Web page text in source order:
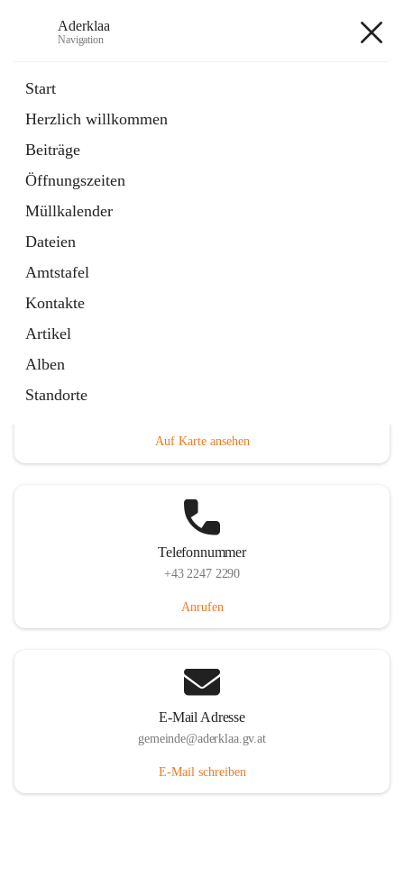
Aderklaa
Navigation
Start
Herzlich willkommen
Beiträge
Öffnungszeiten
Müllkalender
Dateien
Amtstafel
Kontakte
Artikel
Alben
Standorte
6 Schnellzugriffe
Gemeinde
3 Schnellzugriffe
Auf Karte ansehen
Telefonnummer
+43 2247 2290
Anrufen
E-Mail Adresse
gemeinde@aderklaa.gv.at
E-Mail schreiben